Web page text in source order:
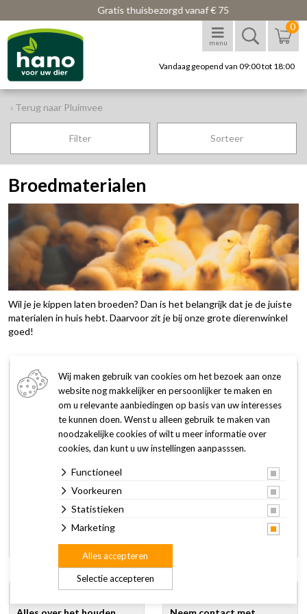
Gratis thuisbezorgd vanaf € 75
menu
0
Vandaag geopend van 09:00 tot 18:00
‹ Terug naar Pluimvee
Filter Sorteer
Broedmaterialen
Wil je je kippen laten broeden? Dan is het belangrijk dat je de juiste
materialen in huis hebt. Daarvoor zit je bij onze grote dierenwinkel
goed!
Lamp 100 W rood Philips
15,75
Lamp 250 w/wit Hard Glas
Wij maken gebruik van cookies om het bezoek aan onze
website nog makkelijker en persoonlijker te maken en
om u relevante aanbiedingen op basis van uw interesses
te kunnen doen. Wenst u alleen gebruik te maken van
noodzakelijke cookies of wilt u meer informatie over
cookies, dan kunt u uw instellingen aanpasssen.
Functioneel
Voorkeuren
Statistieken
Marketing
Selectie accepteren
Alles accepteren